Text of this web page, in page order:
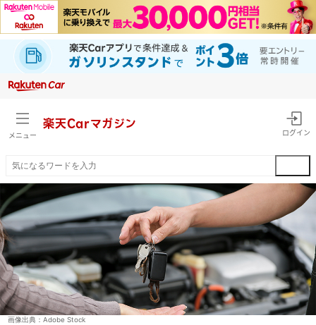
メニュー
楽天Carマガジン
ログイン
画像出典：Adobe Stock